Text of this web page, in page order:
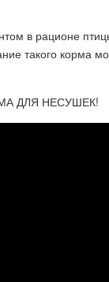
в рационе
такого корма
ДЛЯ НЕСУШЕК!